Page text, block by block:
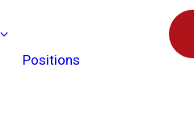
Positions